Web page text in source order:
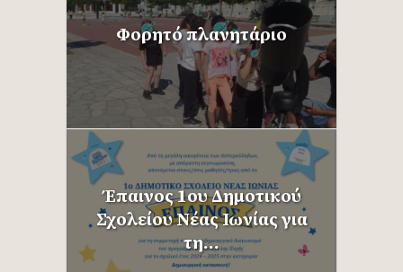
Φορητό πλανητάριο
Έπαινος 1ου Δημοτικού
Σχολείου Νέας Ιωνίας για
τη...